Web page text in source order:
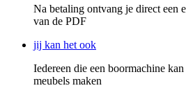
Na betaling ontvang je direct een
van de PDF
jij kan het ook
Iedereen die een boormachine
meubels maken